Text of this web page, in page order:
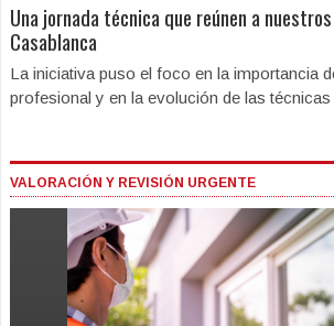
Una jornada técnica que reúnen a
Casablanca
La iniciativa puso el foco en la importancia
profesional y en la evolución de las
VALORACIÓN Y REVISIÓN URGENTE